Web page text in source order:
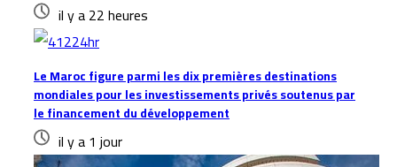
il y a 22 heures
Le Maroc figure parmi les dix premières destinations
mondiales pour les investissements privés soutenus par
le financement du développement
il y a 1 jour